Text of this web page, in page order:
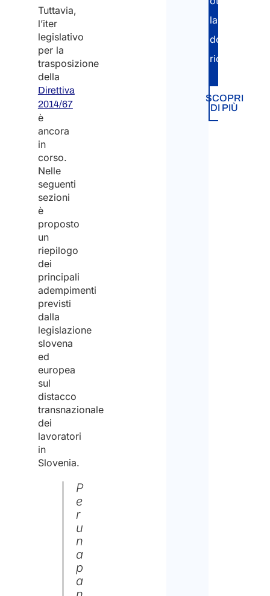
Tuttavia,
l’iter
legislativo
per la
trasposizione
della
Direttiva
2014/67
è
ancora
in
corso.
Nelle
seguenti
sezioni
è
proposto
un
riepilogo
dei
principali
adempimenti
previsti
dalla
legislazione
slovena
ed
europea
sul
distacco
transnazionale
dei
lavoratori
in
Slovenia.
P
e
r
u
n
a
p
a
la
richiesta.
SCOPRI
DI PIÙ